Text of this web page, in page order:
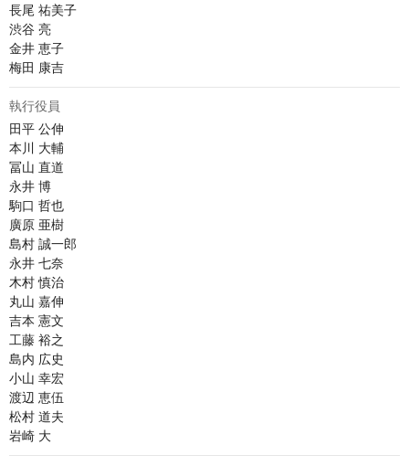
長尾 祐美子
渋谷 亮
金井 恵子
梅田 康吉
執行役員
田平 公伸
本川 大輔
冨山 直道
永井 博
駒口 哲也
廣原 亜樹
島村 誠一郎
永井 七奈
木村 慎治
丸山 嘉伸
吉本 憲文
工藤 裕之
島内 広史
小山 幸宏
渡辺 恵伍
松村 道夫
岩崎 大